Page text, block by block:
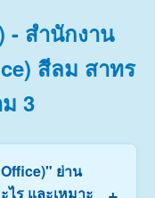
- สำนักงาน
สีลม สาทร
3
ย่าน
ร และเหมาะ